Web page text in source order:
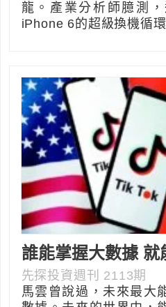
龍。產業分析師臆測
iPhone 6的超級換機循環
誰能掌握大數據 就
先探投資週刊 2113期
馬雲曾說過，未來最大